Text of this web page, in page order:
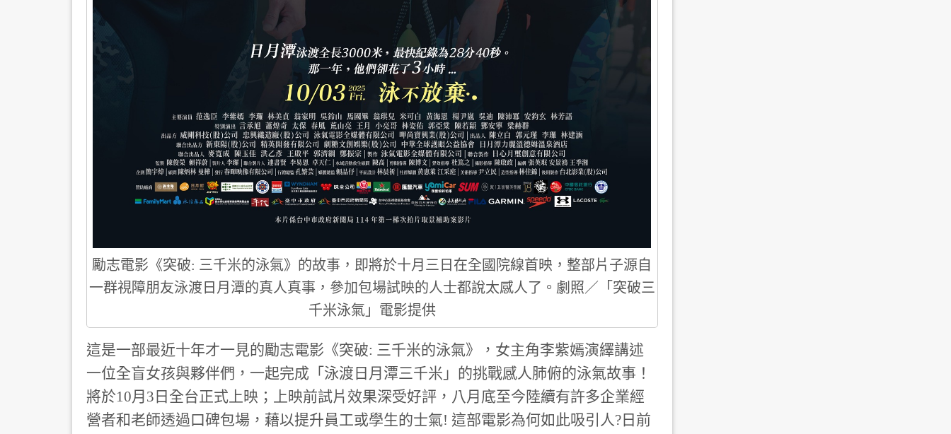
勵志電影《突破: 三千米的泳氣》的故事，即將於十月三日在全國院線首映，整部片子源自
一群視障朋友泳渡日月潭的真人真事，參加包場試映的人士都說太感人了。劇照／「突破三
千米泳氣」電影提供
這是一部最近十年才一見的勵志電影《突破: 三千米的泳氣》，女主角李紫嫣演繹講述
一位全盲女孩與夥伴們，一起完成「泳渡日月潭三千米」的挑戰感人肺俯的泳氣故事！
將於10月3日全台正式上映；上映前試片效果深受好評，八月底至今陸續有許多企業經
營者和老師透過口碑包場，藉以提升員工或學生的士氣! 這部電影為何如此吸引人?日前